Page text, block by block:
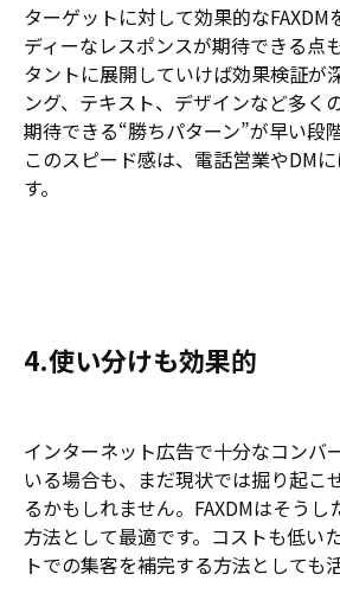
ターゲットに対して効果的なFAXDM
ディーなレスポンスが期待できる点
タントに展開していけば効果検証が
ング、テキスト、デザインなど多く
期待できる“勝ちパターン”が早い段
このスピード感は、電話営業やDM
す。
4.使い分けも効果的
インターネット広告で十分なコンバ
いる場合も、まだ現状では掘り起こ
るかもしれません。FAXDMはそうし
方法として最適です。コストも低い
トでの集客を補完する方法としても